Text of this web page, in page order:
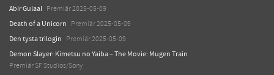
Abir Gulaal Premiär 2025-05-09
Death of a Unicorn Premiär 2025-05-09
Den tysta trilogin Premiär 2025-05-09
Demon Slayer: Kimetsu no Yaiba – The Movie: Mugen Train
Premiär SF Studios/Sony